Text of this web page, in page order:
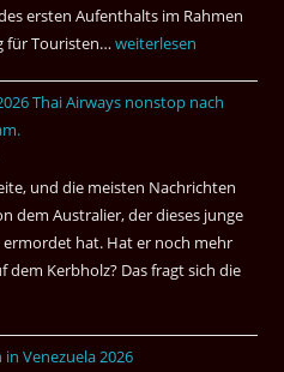
ersten Aufenthalts im Rahmen
für Touristen…Tourismus:
Einreiseland
höchste
Kriminalität
aus?
weiterlesen
Thai Airways nonstop nach
und die meisten Nachrichten
dem Australier, der dieses junge
ermordet hat. Hat er noch mehr
dem Kerbholz? Das fragt sich die
in Venezuela 2026